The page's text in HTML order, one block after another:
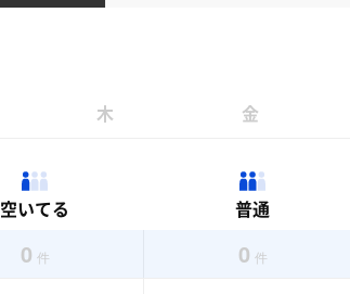
木 金
空いてる 普通
0 件 0 件